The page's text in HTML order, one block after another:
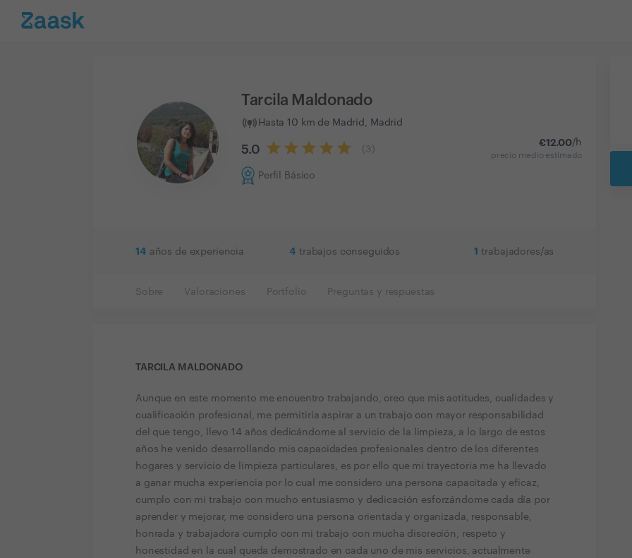
Tarcila Maldonado
Hasta 10 km de Madrid, Madrid
5.0 ( 3
Perfil Básico
€12.00/h
precio medio estimado
14 años de experiencia 4 trabajos conseguidos 1 trabajadores/as
Sobre Valoraciones Portfolio Preguntas y respuestas
TARCILA MALDONADO
Aunque en este momento me encuentro trabajando, creo que mis actitudes, cualidades y
cualificación profesional, me permitiría aspirar a un trabajo con mayor responsabilidad
del que tengo, llevo 14 años dedicándome al servicio de la limpieza, a lo largo de estos
años he venido desarrollando mis capacidades profesionales dentro de los diferentes
hogares y servicio de limpieza particulares, es por ello que mi trayectoria me ha llevado
a ganar mucha experiencia por lo cual me considero una persona capacitada y eficaz,
cumplo con mi trabajo con mucho entusiasmo y dedicación esforzándome cada día por
aprender y mejorar, me considero una persona orientada y organizada, responsable,
honrada y trabajadora cumplo con mi trabajo con mucha discreción, respeto y
honestidad en la cual queda demostrado en cada uno de mis servicios, actualmente